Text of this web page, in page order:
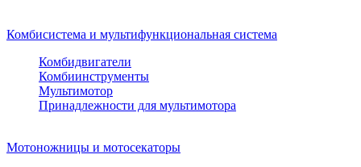
Комбисистема и мультифункциональная система
Комбидвигатели
Комбиинструменты
Мультимотор
Принадлежности для мультимотора
Мотоножницы и мотосекаторы